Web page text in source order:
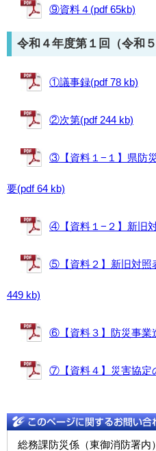
⑨資料４(pdf 65kb)
令和４年度第１回（令和
①議事録(pdf 78 kb)
②次第(pdf 244 kb)
③【資料１−１】県防
要(pdf 64 kb)
④【資料１−２】新旧
⑤【資料２】新旧対照
449 kb)
⑥【資料３】防災事業
⑦【資料４】災害協定
総務課防災係（東御消防署内）